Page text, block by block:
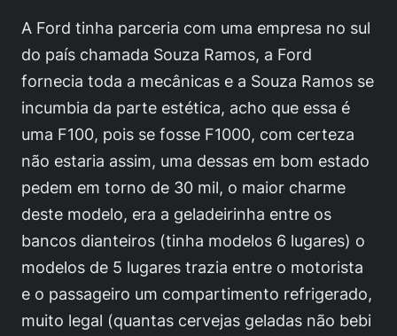
A Ford tinha parceria com uma empresa no sul
do país chamada Souza Ramos, a Ford
fornecia toda a mecânicas e a Souza Ramos se
incumbia da parte estética, acho que essa é
uma F100, pois se fosse F1000, com certeza
não estaria assim, uma dessas em bom estado
pedem em torno de 30 mil, o maior charme
deste modelo, era a geladeirinha entre os
bancos dianteiros (tinha modelos 6 lugares) o
modelos de 5 lugares trazia entre o motorista
e o passageiro um compartimento refrigerado,
muito legal (quantas cervejas geladas não bebi